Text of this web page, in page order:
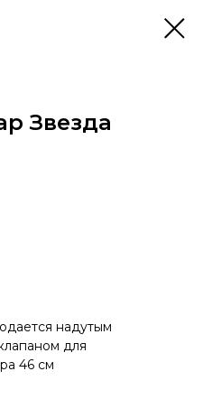
Звезда
надутым
для
46 см